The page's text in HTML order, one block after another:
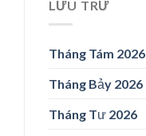
LƯU TRỮ
Tháng Tám 2026
Tháng Bảy 2026
Tháng Tư 2026